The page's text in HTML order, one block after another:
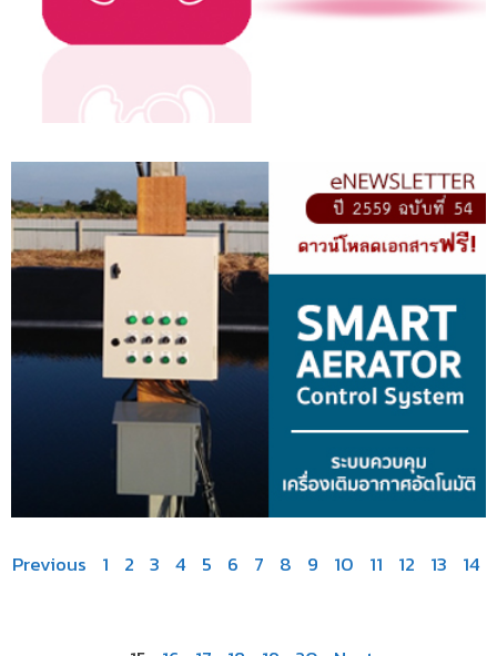
Previous 1 2 3 4 5 6 7 8 9 10 11 12 13 14